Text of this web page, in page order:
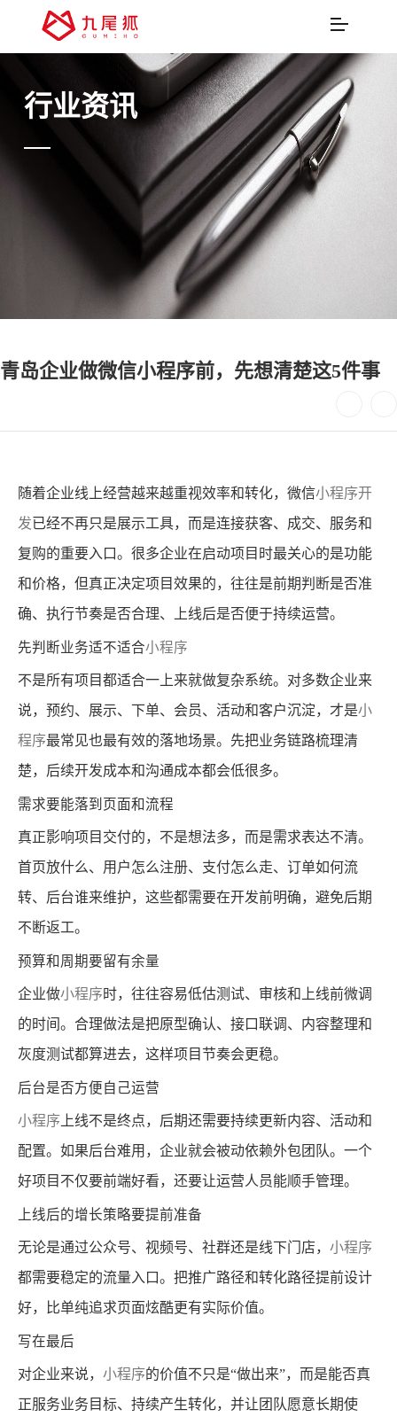
行业资讯
青岛企业做微信小程序前，先想清楚这5件事
随着企业线上经营越来越重视效率和转化，微信小程序开
发已经不再只是展示工具，而是连接获客、成交、服务和
复购的重要入口。很多企业在启动项目时最关心的是功能
和价格，但真正决定项目效果的，往往是前期判断是否准
确、执行节奏是否合理、上线后是否便于持续运营。
先判断业务适不适合小程序
不是所有项目都适合一上来就做复杂系统。对多数企业来
说，预约、展示、下单、会员、活动和客户沉淀，才是小
程序最常见也最有效的落地场景。先把业务链路梳理清
楚，后续开发成本和沟通成本都会低很多。
需求要能落到页面和流程
真正影响项目交付的，不是想法多，而是需求表达不清。
首页放什么、用户怎么注册、支付怎么走、订单如何流
转、后台谁来维护，这些都需要在开发前明确，避免后期
不断返工。
预算和周期要留有余量
企业做小程序时，往往容易低估测试、审核和上线前微调
的时间。合理做法是把原型确认、接口联调、内容整理和
灰度测试都算进去，这样项目节奏会更稳。
后台是否方便自己运营
小程序 上线不是终点，后期还需要持续更新内容、活动和
配置。如果后台难用，企业就会被动依赖外包团队。一个
好项目不仅要前端好看，还要让运营人员能顺手管理。
上线后的增长策略要提前准备
无论是通过公众号、视频号、社群还是线下门店， 小程序
都需要稳定的流量入口。把推广路径和转化路径提前设计
好，比单纯追求页面炫酷更有实际价值。
写在最后
对企业来说， 小程序的价值不只是“做出来”，而是能否真
正服务业务目标、持续产生转化，并让团队愿意长期使